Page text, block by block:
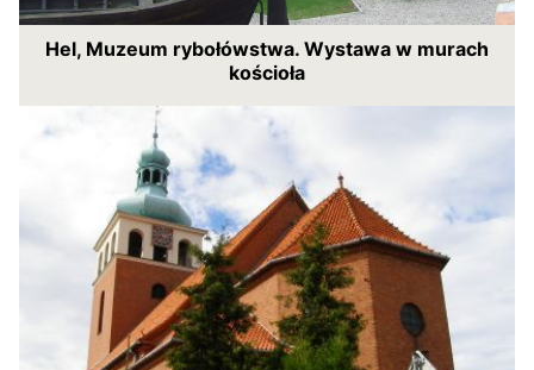
Hel, Muzeum rybołówstwa. Wystawa w murach
kościoła